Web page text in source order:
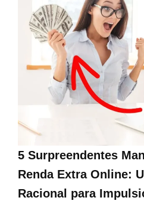
5 Surpreendentes
Renda Extra Online:
Racional para